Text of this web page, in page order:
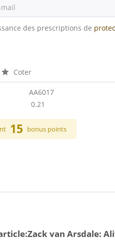
des prescriptions de
Coter
AA6017
0.21
15 bonus points
Zack van Arsdale: